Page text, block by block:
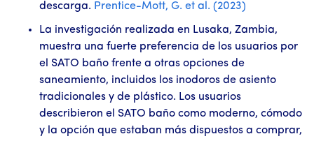
descarga. Prentice-Mott, G. et al. (2023)
La investigación realizada en Lusaka, Zambia,
muestra una fuerte preferencia de los usuarios por
el SATO baño frente a otras opciones de
saneamiento, incluidos los inodoros de asiento
tradicionales y de plástico. Los usuarios
describieron el SATO baño como moderno, cómodo
y la opción que estaban más dispuestos a comprar,